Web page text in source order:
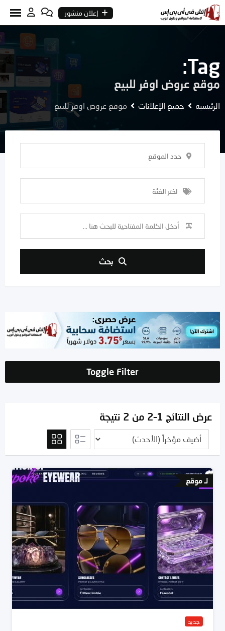
Skip
to
إعلان منشور
Tag:
موقع عروض اوفر للبيع
الرئيسية جميع الإعلانات موقع عروض اوفر للبيع
حدد الموقع
اختر الفئة
بحث
Toggle Filter
عرض النتائج 1–2 من 2 نتيجة
لـ موقع
جديد